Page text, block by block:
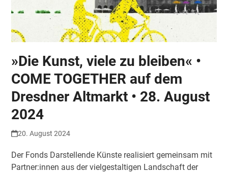
»Die Kunst, viele zu bleiben« •
COME TOGETHER auf dem
Dresdner Altmarkt • 28. August
2024
20. August 2024
Der Fonds Darstellende Künste realisiert gemeinsam mit
Partner:innen aus der vielgestaltigen Landschaft der